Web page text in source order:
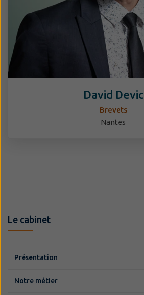
David Devic
Brevets
Nantes
Le cabinet
Présentation
Notre métier